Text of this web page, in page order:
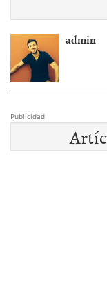
admin
Publicidad